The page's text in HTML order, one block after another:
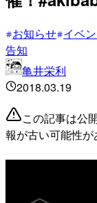
お知らせ イベ
告知
亀井栄利
2018.03.19
この記事は公
報が古い可能性が